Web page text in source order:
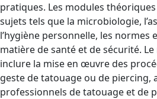
pratiques. Les modules
sujets tels que la microbiologie,
l’hygiène personnelle, les normes
matière de santé et de sécurité.
inclure la mise en œuvre des
geste de tatouage ou de piercing,
professionnels de tatouage et de